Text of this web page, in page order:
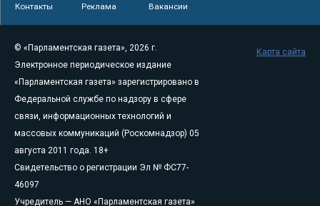
Контакты Реклама Вакансии
© «Парламентская газета», 2026 г.
Электронное периодическое издание
«Парламентская газета» зарегистрировано в
Федеральной службе по надзору в сфере
связи, информационных технологий и
массовых коммуникаций (Роскомнадзор) 05
августа 2011 года. 18+
Свидетельство о регистрации Эл № ФС77-
46097
Учредитель — АНО «Парламентская газета»
Карта сайта